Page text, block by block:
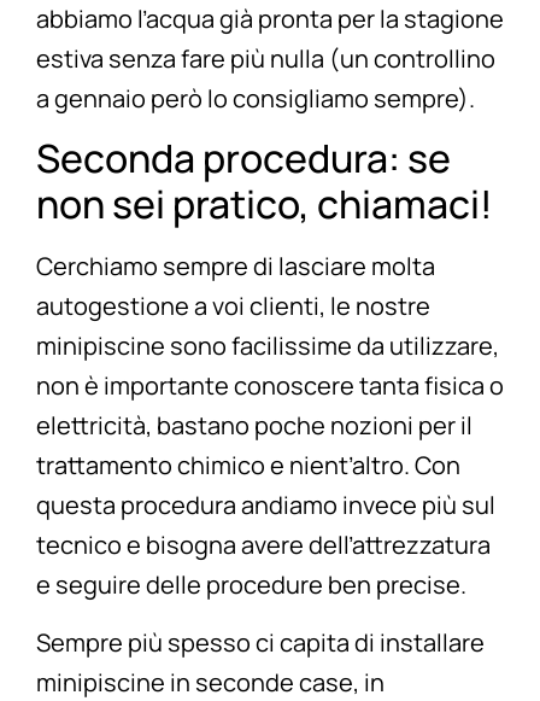
abbiamo l’acqua già pronta per la stagione
estiva senza fare più nulla (un controllino
a gennaio però lo consigliamo sempre).
Seconda procedura: se
non sei pratico, chiamaci!
Cerchiamo sempre di lasciare molta
autogestione a voi clienti, le nostre
minipiscine sono facilissime da utilizzare,
non è importante conoscere tanta fisica o
elettricità, bastano poche nozioni per il
trattamento chimico e nient’altro. Con
questa procedura andiamo invece più sul
tecnico e bisogna avere dell’attrezzatura
e seguire delle procedure ben precise.
Sempre più spesso ci capita di installare
minipiscine in seconde case, in